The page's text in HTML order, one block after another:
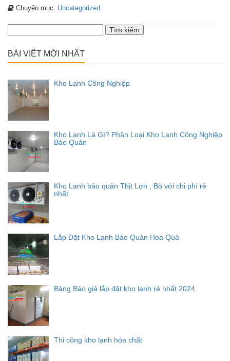
Chuyên mục: Uncategorized
kiếm
BÀI VIẾT MỚI NHẤT
Kho Lạnh Công Nghiệp
Kho Lạnh Là Gì? Phân Loại Kho Lạnh Công Nghiệp
Bảo Quản
Kho Lạnh bảo quản Thịt Lợn , Bò với chi phí rẻ
nhất
Lắp Đặt Kho Lạnh Bảo Quản Hoa Quả
Bảng Báo giá lắp đặt kho lạnh rẻ nhất 2024
Thi công kho lạnh hóa chất